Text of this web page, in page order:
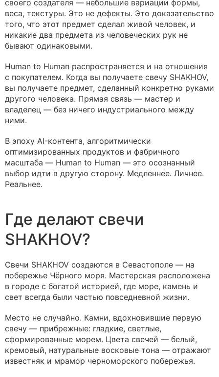
своего создателя — небольшие вариации формы,
веса, текстуры. Это не дефекты. Это доказательство
того, что этот предмет сделал живой человек, и
никакие два предмета из человеческих рук не
бывают одинаковыми.
Human to Human распространяется и на отношения
с покупателем. Когда вы получаете свечу SHAKHOV,
вы получаете предмет, сделанный конкретно руками
другого человека. Прямая связь — мастер и
владелец — без ничего индустриального между
ними.
В эпоху AI-контента, алгоритмически
оптимизированных продуктов и фабричного
масштаба — Human to Human — это осознанный
выбор идти в другую сторону. Медленнее. Личнее.
Реальнее.
Где делают свечи
SHAKHOV?
Свечи SHAKHOV создаются в Севастополе — на
побережье Чёрного моря. Мастерская расположена
в городе с богатой историей, где море, камень и
свет всегда были частью повседневной жизни.
Место не случайно. Камни, вдохновившие первую
свечу — прибрежные: гладкие, светлые,
сформированные морем. Цвета свечей — белый,
кремовый, натуральные восковые тона — отражают
известняк и мрамор черноморского побережья.